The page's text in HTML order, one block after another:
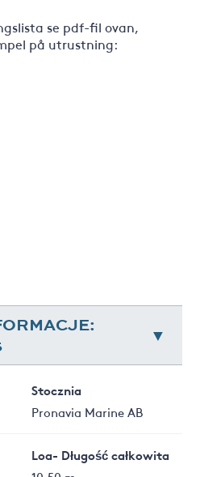
se pdf-fil ovan,
på utrustning:
Stocznia
Pronavia Marine AB
Loa- Długość całkowita